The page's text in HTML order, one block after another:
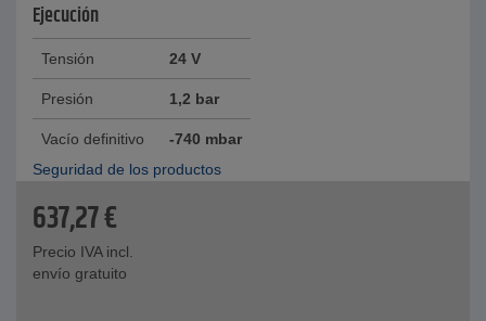
Ejecución
Tensión 24 V
Presión 1,2 bar
Vacío definitivo
-740 mbar
Seguridad de los productos
637,27€
Precio IVA incl.
envío gratuito